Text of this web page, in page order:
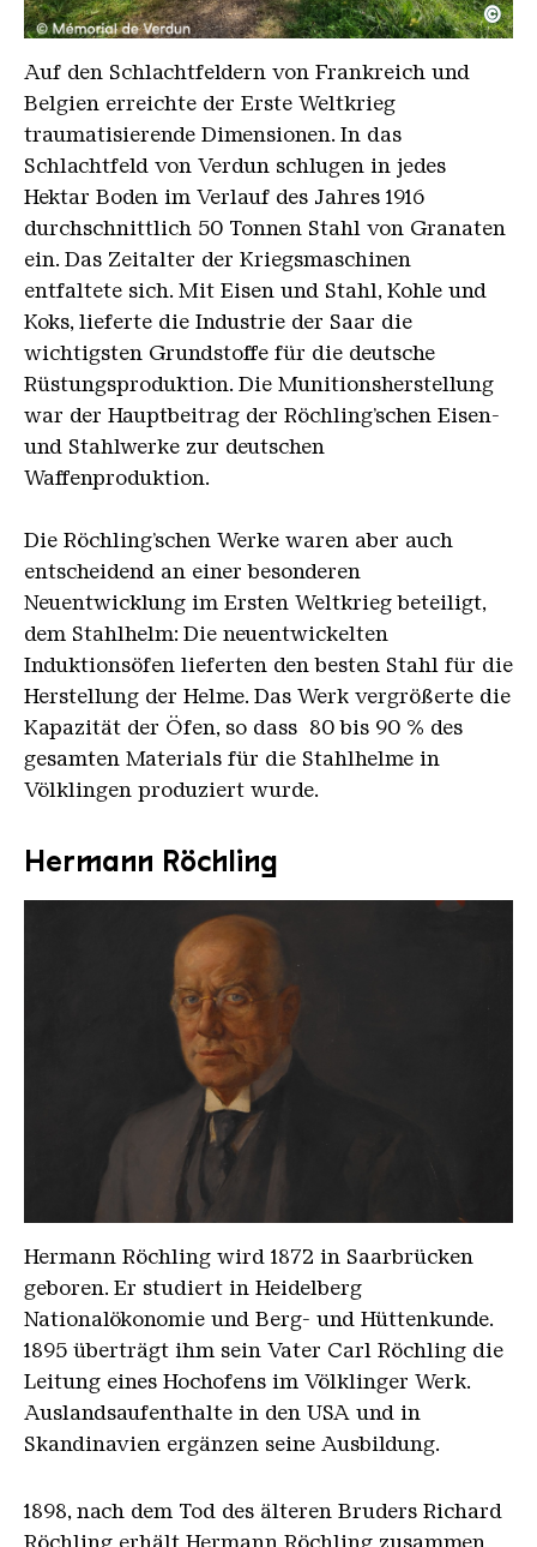
Der Unterstand mit den 4 Kaminen
Copyright: © Mémorial de Verdun
©
Auf den Schlachtfeldern von Frankreich und
Belgien erreichte der Erste Weltkrieg
traumatisierende Dimensionen. In das
Schlachtfeld von Verdun schlugen in jedes
Hektar Boden im Verlauf des Jahres 1916
durchschnittlich 50 Tonnen Stahl von Granaten
ein. Das Zeitalter der Kriegsmaschinen
entfaltete sich. Mit Eisen und Stahl, Kohle und
Koks, lieferte die Industrie der Saar die
wichtigsten Grundstoffe für die deutsche
Rüstungsproduktion. Die Munitionsherstellung
war der Hauptbeitrag der Röchling’schen Eisen-
und Stahlwerke zur deutschen
Waffenproduktion.
Die Röchling’schen Werke waren aber auch
entscheidend an einer besonderen
Neuentwicklung im Ersten Weltkrieg beteiligt,
dem Stahlhelm: Die neuentwickelten
Induktionsöfen lieferten den besten Stahl für die
Herstellung der Helme. Das Werk vergrößerte die
Kapazität der Öfen, so dass 80 bis 90 % des
gesamten Materials für die Stahlhelme in
Völklingen produziert wurde.
Hermann Röchling
Hermann Roechling Tiff
Hermann Röchling wird 1872 in Saarbrücken
geboren. Er studiert in Heidelberg
Nationalökonomie und Berg- und Hüttenkunde.
1895 überträgt ihm sein Vater Carl Röchling die
Leitung eines Hochofens im Völklinger Werk.
Auslandsaufenthalte in den USA und in
Skandinavien ergänzen seine Ausbildung.
1898, nach dem Tod des älteren Bruders Richard